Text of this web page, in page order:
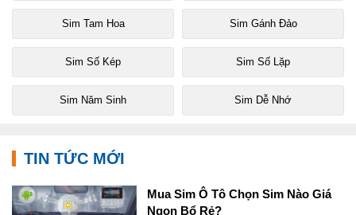
Sim Tam Hoa Sim Gánh Đảo
Sim Số Kép Sim Số Lặp
Sim Năm Sinh Sim Dễ Nhớ
TIN TỨC MỚI
Mua Sim Ô Tô Chọn Sim Nào Giá
Ngon Bổ Rẻ?